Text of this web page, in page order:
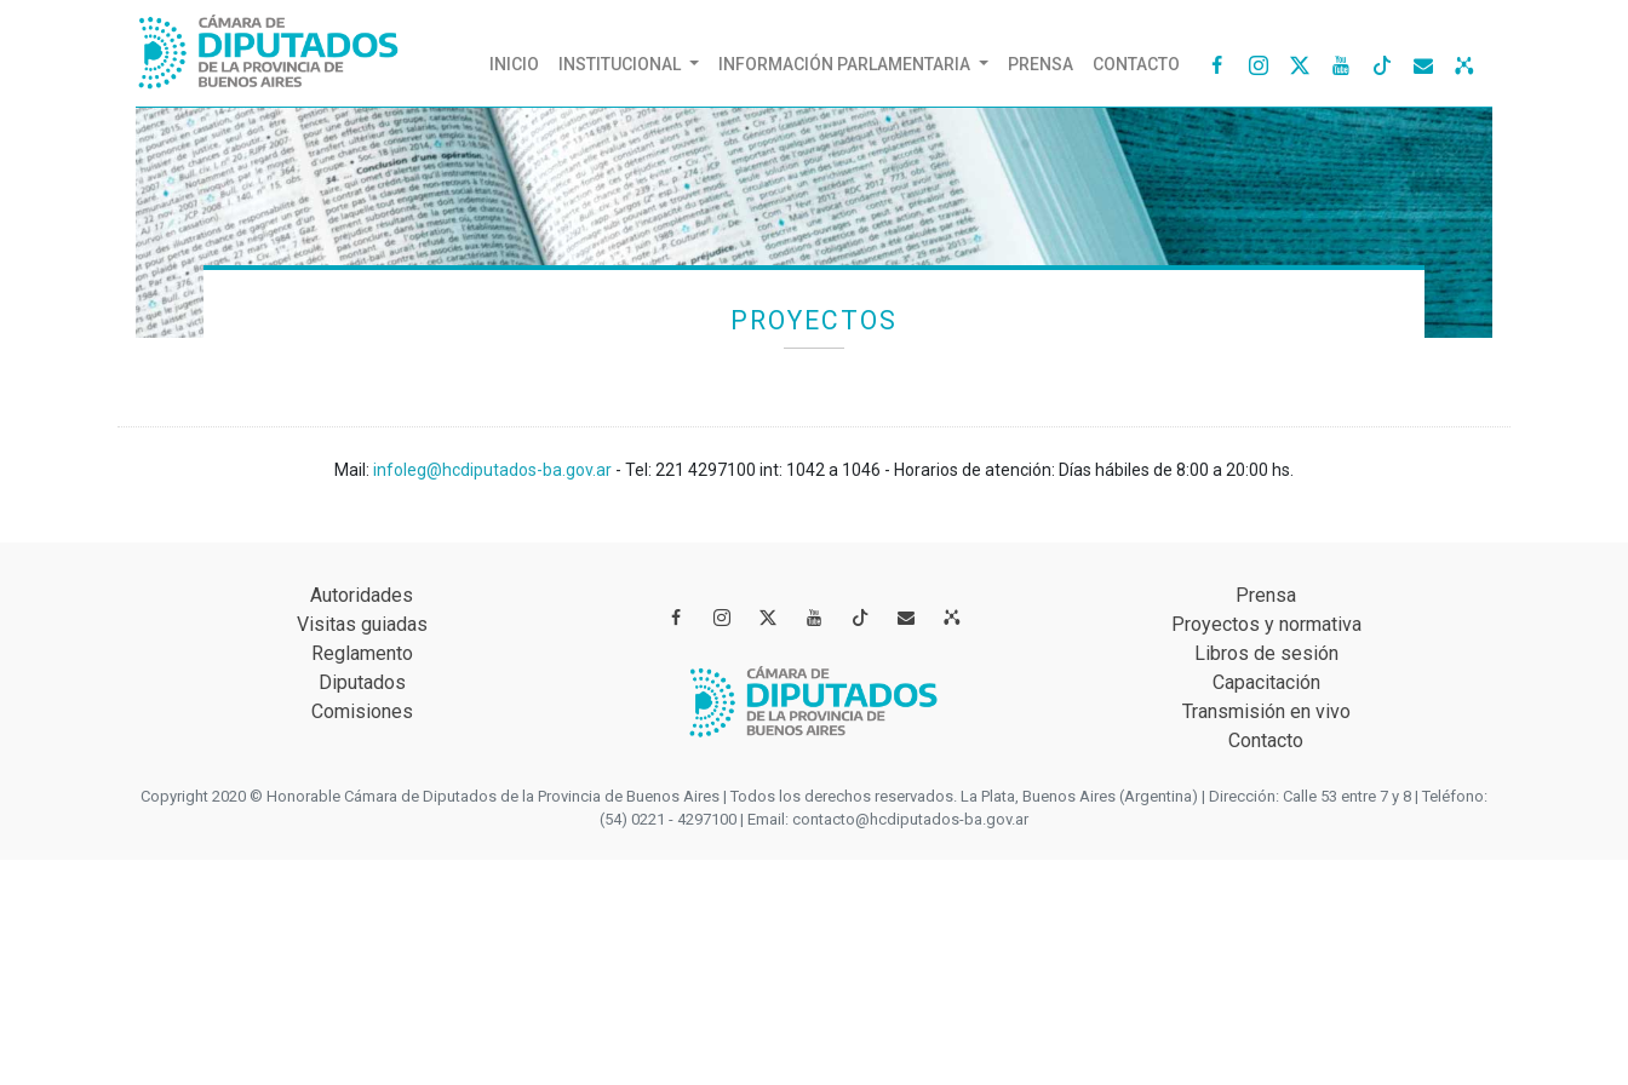
INICIO (CURRENT)
INSTITUCIONAL INFORMACIÓN PARLAMENTARIA PRENSA CONTACTO    
PROYECTOS
Mail: infoleg@hcdiputados-ba.gov.ar - Tel: 221 4297100 int: 1042 a 1046 - Horarios de atención: Días hábiles de 8:00 a 20:00 hs.
Autoridades
Visitas guiadas
Reglamento
Diputados
Comisiones
   
Prensa
Proyectos y normativa
Libros de sesión
Capacitación
Transmisión en vivo
Contacto
Copyright 2020 © Honorable Cámara de Diputados de la Provincia de Buenos Aires | Todos los derechos reservados. La Plata, Buenos Aires (Argentina) | Dirección: Calle 53 entre 7 y 8 | Teléfono:
(54) 0221 - 4297100 | Email: contacto@hcdiputados-ba.gov.ar